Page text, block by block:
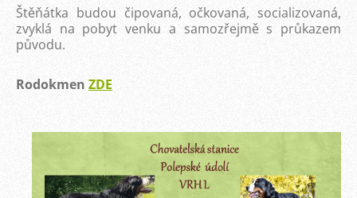
Štěňátka budou čipovaná, očkovaná, socializovaná,
zvyklá na pobyt venku a samozřejmě s průkazem
původu.
Rodokmen ZDE